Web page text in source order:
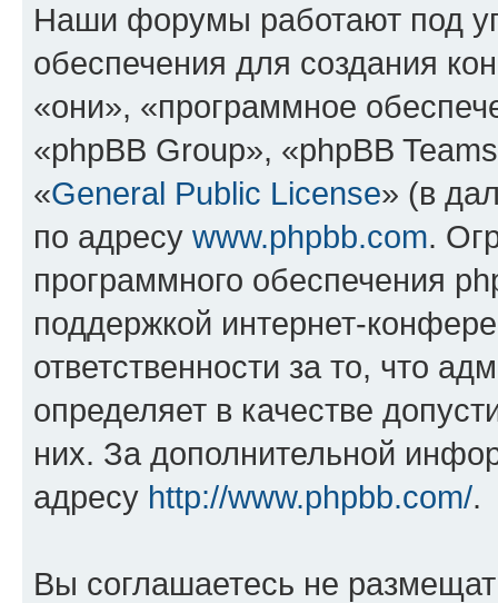
Наши форумы работают под
обеспечения для создания
«они», «программное
«phpBB Group», «phpBB
«General Public License» (в
по адресу www.phpbb.com.
программного обеспечения
поддержкой интернет-
ответственности за то, что
определяет в качестве
них. За дополнительной
адресу http://www.phpbb.com/.
Вы соглашаетесь не